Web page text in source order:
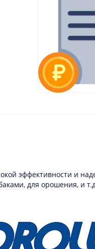
эффективности и
для орошения, и